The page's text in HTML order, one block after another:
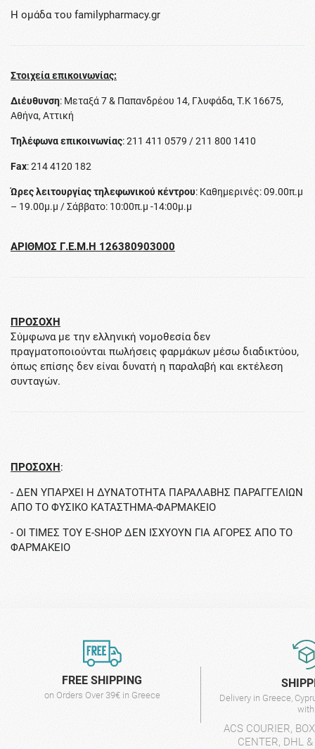
Η ομάδα του familypharmacy.gr
Στοιχεία επικοινωνίας:
Διέυθυνση: Μεταξά 7 & Παπανδρέου 14, Γλυφάδα, T.K 16675,
Αθήνα, Αττική
Τηλέφωνα επικοινωνίας: 211 411 0579 / 211 800 1410
Fax: 214 4120 182
Ώρες λειτουργίας τηλεφωνικού κέντρου: Καθημερινές: 09.00π.μ
– 19.00μ.μ / Σάββατο: 10:00π.μ -14:00μ.μ
ΑΡΙΘΜΟΣ Γ.Ε.Μ.Η 126380903000
ΠΡΟΣΟΧΗ
Σύμφωνα με την ελληνική νομοθεσία δεν
πραγματοποιούνται πωλήσεις φαρμάκων μέσω διαδικτύου,
όπως επίσης δεν είναι δυνατή η παραλαβή και εκτέλεση
συνταγών.
ΠΡΟΣΟΧΗ:
- ΔΕΝ ΥΠΑΡΧΕΙ Η ΔΥΝΑΤΟΤΗTΑ ΠΑΡΑΛΑΒΗΣ ΠΑΡΑΓΓΕΛΙΩΝ
ΑΠΟ ΤΟ ΦΥΣΙΚΟ ΚΑΤΑΣΤΗΜΑ-ΦΑΡΜΑΚΕΙΟ
- ΟΙ ΤΙΜΕΣ ΤΟΥ E-SHOP ΔΕΝ ΙΣΧΥΟΥΝ ΓΙΑ ΑΓΟΡΕΣ ΑΠΟ ΤΟ
ΦΑΡΜΑΚΕΙΟ
FREE SHIPPING
on Orders Over 39€ in Greece
Delivery in Greece,
ACS COURIER,
CENTER, DHL